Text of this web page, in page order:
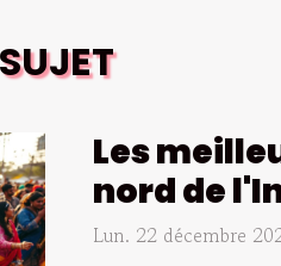
Les
nord de
Lun. 22 décembre